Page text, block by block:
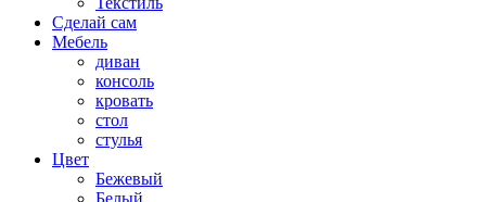
Сделай сам
Мебель
диван
консоль
кровать
стол
стулья
Цвет
Бежевый
Белый